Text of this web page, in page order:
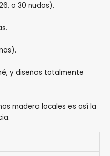
o 30 nudos).
y diseños totalmente
madera locales es así la